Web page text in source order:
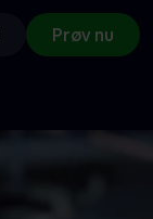
Prøv nu